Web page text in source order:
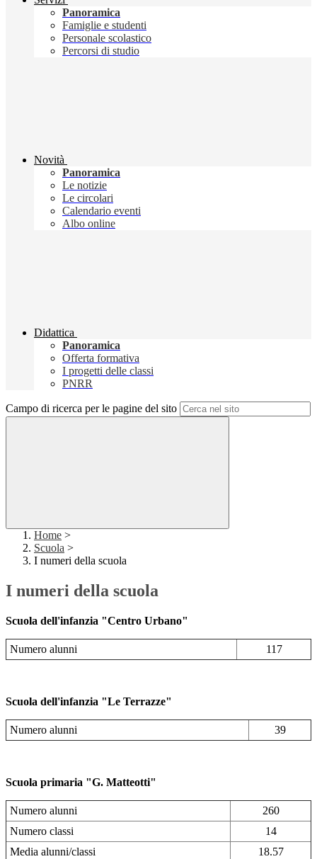
Panoramica
Famiglie e studenti
Personale scolastico
Percorsi di studio
Novità
Panoramica
Le notizie
Le circolari
Calendario eventi
Albo online
Didattica
Panoramica
Offerta formativa
I progetti delle classi
PNRR
Campo di ricerca per le pagine del sito
Home >
Scuola >
I numeri della scuola
I numeri della scuola
Scuola dell'infanzia "Centro Urbano"
Numero alunni 117
Scuola dell'infanzia "Le Terrazze"
Numero alunni 39
Scuola primaria "G. Matteotti"
Numero alunni
260
Numero classi
14
Media alunni/classi
18.57